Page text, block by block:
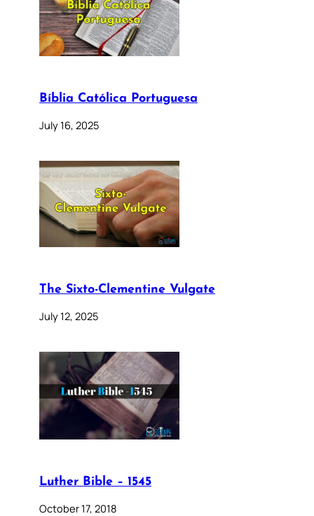
Bíblia Católica Portuguesa
July 16, 2025
The Sixto-Clementine Vulgate
July 12, 2025
Luther Bible – 1545
October 17, 2018